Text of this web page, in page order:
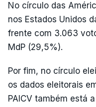
No círculo das
nos Estados Unidos
frente com 3.063
MdP (29,5%).
Por fim, no círculo
os dados eleitorais
PAICV também está